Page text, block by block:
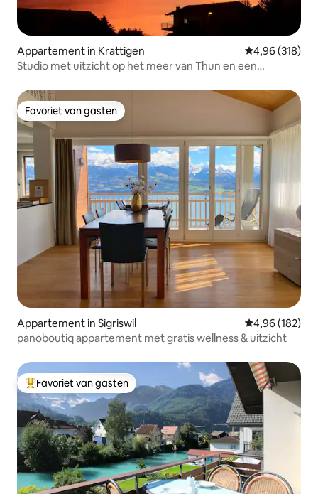
Appartement in Krattigen Gemiddelde
4,96 (318)
Studio met uitzicht op het meer van Thun en een
Favoriet van gasten
Favoriet van gasten
Appartement in Sigriswil Gemiddelde
4,96 (182)
panoboutiq appartement met gratis wellness & uitzicht
Topfavoriet van gasten
Favoriet van gasten